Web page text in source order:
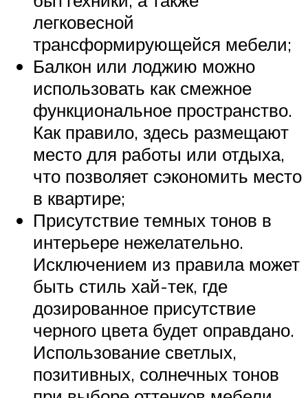
легковесной
трансформирующейся мебели;
Балкон или лоджию можно
использовать как смежное
функциональное пространство.
Как правило, здесь размещают
место для работы или отдыха,
что позволяет сэкономить место
в квартире;
Присутствие темных тонов в
интерьере нежелательно.
Исключением из правила может
быть стиль хай-тек, где
дозированное присутствие
черного цвета будет оправдано.
Использование светлых,
позитивных, солнечных тонов